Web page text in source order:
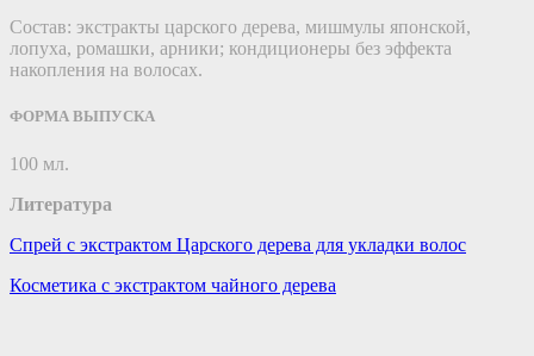
Состав: экстракты царского дерева, мишмулы японской,
лопуха, ромашки, арники; кондиционеры без эффекта
накопления на волосах.
ФОРМА ВЫПУСКА
100 мл.
Литература
Спрей с экстрактом Царского дерева для укладки волос
Косметика с экстрактом чайного дерева